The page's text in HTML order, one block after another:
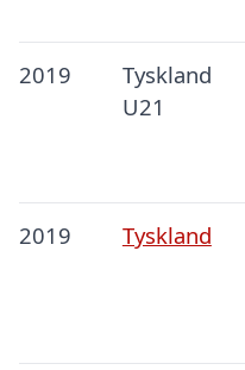
2019
Tyskland
U21
2019 Tyskland